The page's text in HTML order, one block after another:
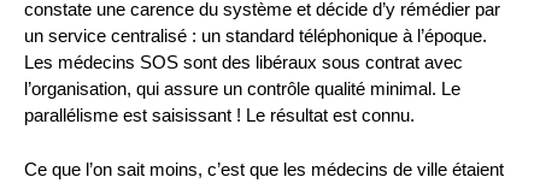
constate une carence du système et décide d’y rémédier par
un service centralisé : un standard téléphonique à l’époque.
Les médecins SOS sont des libéraux sous contrat avec
l’organisation, qui assure un contrôle qualité minimal. Le
parallélisme est saisissant ! Le résultat est connu.
Ce que l’on sait moins, c’est que les médecins de ville étaient